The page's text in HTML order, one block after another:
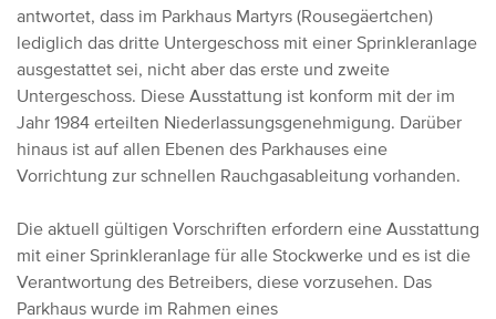
antwortet, dass im Parkhaus Martyrs (Rousegäertchen)
lediglich das dritte Untergeschoss mit einer Sprinkleranlage
ausgestattet sei, nicht aber das erste und zweite
Untergeschoss. Diese Ausstattung ist konform mit der im
Jahr 1984 erteilten Niederlassungsgenehmigung. Darüber
hinaus ist auf allen Ebenen des Parkhauses eine
Vorrichtung zur schnellen Rauchgasableitung vorhanden.
Die aktuell gültigen Vorschriften erfordern eine Ausstattung
mit einer Sprinkleranlage für alle Stockwerke und es ist die
Verantwortung des Betreibers, diese vorzusehen. Das
Parkhaus wurde im Rahmen eines